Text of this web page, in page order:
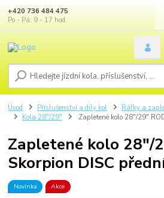
+420 736 484 475
Po - Pá: 9 - 17 hod.
Úvod Příslušenství a díly kol Ráfky a
Kola 28"/29"
Zapletené kolo 28"/29"
Zapletené kolo 28"/
Skorpion DISC
Novinka Akce